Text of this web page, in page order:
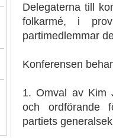
Delegaterna till
folkarmé, i
partimedlemmar
Konferensen
1. Omval av Kim
och ordförande
partiets